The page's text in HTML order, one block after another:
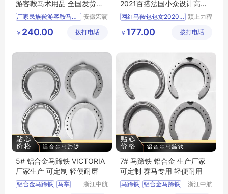
游客鞍马术用品 全国发货各
地区适用
厂家民族鞍游客鞍马具用品
安徽宏霸
有限公司
￥ 240.00 拨打电话
2021百搭法国小众设计高级
质感洋气斜挎
网红马鞍包包女2020新 颍上力程
有限公司
￥ 177.00 拨打电话
5# 铝合金马蹄铁 VICTORIA
厂家生产 可定制 轻便耐磨
铝合金马蹄铁 马掌
浙江中航
7# 马蹄铁 铝合金 生产厂家
可定制 赛马专用 轻便耐用
马蹄铁 铝合金马蹄铁
浙江中航